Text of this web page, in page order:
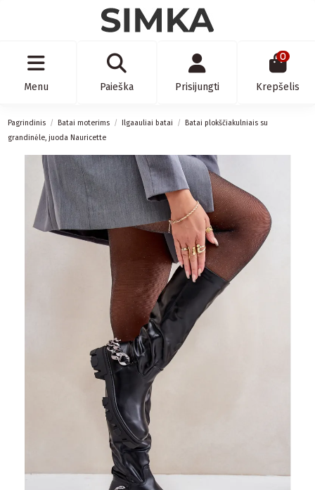
Menu Paieška Prisijungti
0
Krepšelis
Pagrindinis Batai moterims Ilgaauliai batai
Batai plokščiakulniais su
grandinėle, juoda Nauricette